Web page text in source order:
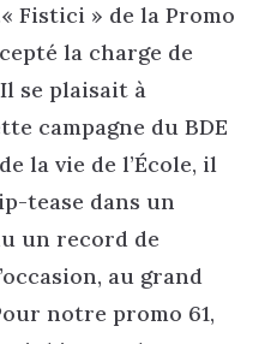
Fistici » de la Promo
la charge de
se plaisait à
campagne du BDE
la vie de l’École, il
tease dans un
un record de
au grand
notre promo 61,